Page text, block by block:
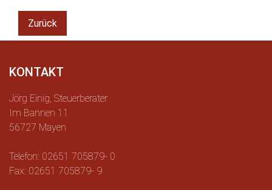
Zurück
KONTAKT
Jörg Einig, Steuerberater
Im Bannen 11
56727 Mayen
Telefon: 02651 705879- 0
Fax: 02651 705879- 9